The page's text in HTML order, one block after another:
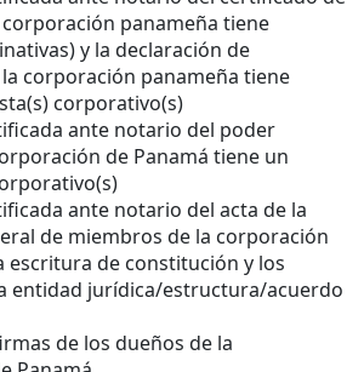
corporación panameña tiene
y la declaración de
corporación panameña tiene
corporativo(s)
ante notario del poder
de Panamá tiene un
ante notario del acta de la
de miembros de la corporación
escritura de constitución y los
entidad jurídica/estructura/acuerdo
de los dueños de la